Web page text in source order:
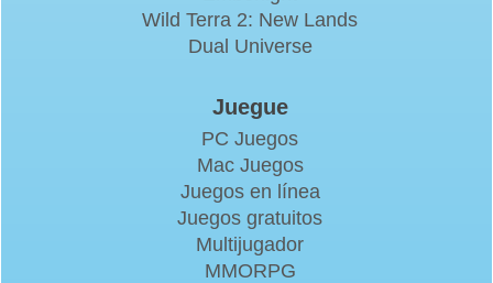
Wild Terra 2: New Lands
Dual Universe
Juegue
PC Juegos
Mac Juegos
Juegos en línea
Juegos gratuitos
Multijugador
MMORPG